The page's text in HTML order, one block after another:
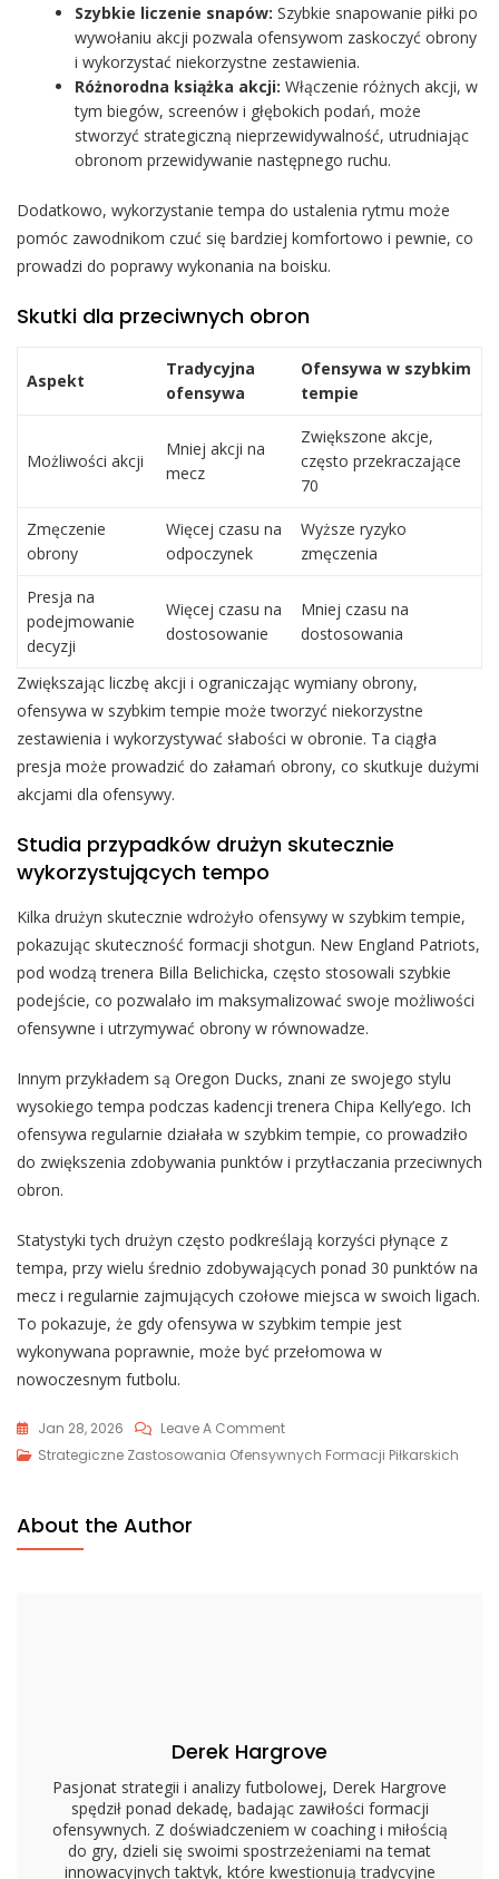
Szybkie liczenie snapów: Szybkie snapowanie piłki po
wywołaniu akcji pozwala ofensywom zaskoczyć obrony
i wykorzystać niekorzystne zestawienia.
Różnorodna książka akcji: Włączenie różnych akcji, w
tym biegów, screenów i głębokich podań, może
stworzyć strategiczną nieprzewidywalność, utrudniając
obronom przewidywanie następnego ruchu.
Dodatkowo, wykorzystanie tempa do ustalenia rytmu może
pomóc zawodnikom czuć się bardziej komfortowo i pewnie, co
prowadzi do poprawy wykonania na boisku.
Skutki dla przeciwnych obron
Aspekt
Tradycyjna
ofensywa
Ofensywa w szybkim
tempie
Możliwości akcji
Mniej akcji na
mecz
Zwiększone akcje,
często przekraczające
70
Zmęczenie
obrony
Więcej czasu na
odpoczynek
Wyższe ryzyko
zmęczenia
Presja na
podejmowanie
decyzji
Więcej czasu na
dostosowanie
Mniej czasu na
dostosowania
Zwiększając liczbę akcji i ograniczając wymiany obrony,
ofensywa w szybkim tempie może tworzyć niekorzystne
zestawienia i wykorzystywać słabości w obronie. Ta ciągła
presja może prowadzić do załamań obrony, co skutkuje dużymi
akcjami dla ofensywy.
Studia przypadków drużyn skutecznie
wykorzystujących tempo
Kilka drużyn skutecznie wdrożyło ofensywy w szybkim tempie,
pokazując skuteczność formacji shotgun. New England Patriots,
pod wodzą trenera Billa Belichicka, często stosowali szybkie
podejście, co pozwalało im maksymalizować swoje możliwości
ofensywne i utrzymywać obrony w równowadze.
Innym przykładem są Oregon Ducks, znani ze swojego stylu
wysokiego tempa podczas kadencji trenera Chipa Kelly’ego. Ich
ofensywa regularnie działała w szybkim tempie, co prowadziło
do zwiększenia zdobywania punktów i przytłaczania przeciwnych
obron.
Statystyki tych drużyn często podkreślają korzyści płynące z
tempa, przy wielu średnio zdobywających ponad 30 punktów na
mecz i regularnie zajmujących czołowe miejsca w swoich ligach.
To pokazuje, że gdy ofensywa w szybkim tempie jest
wykonywana poprawnie, może być przełomowa w
nowoczesnym futbolu.
Jan 28, 2026 Leave A CommentOn
Wykorzystanie
Strategiczne Zastosowania Ofensywnych Formacji Piłkarskich
About the Author
Derek Hargrove
Pasjonat strategii i analizy futbolowej, Derek Hargrove
spędził ponad dekadę, badając zawiłości formacji
ofensywnych. Z doświadczeniem w coaching i miłością
do gry, dzieli się swoimi spostrzeżeniami na temat
innowacyjnych taktyk, które kwestionują tradycyjne